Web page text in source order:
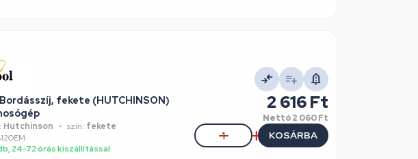
Bordásszíj, fekete (HUTCHINSON)
Hutchinson szín: fekete
24-72 órás kiszállítással
2 616 Ft
Nettó2 060 Ft
KOSÁRBA